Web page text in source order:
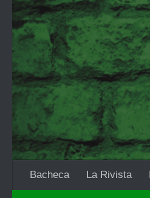
Salta al contenuto
Bacheca La Rivista